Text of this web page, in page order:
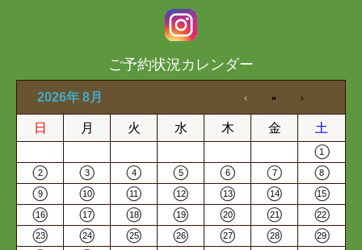
ご予約状況カレンダー
2026年 8月
日 月 火 水 木 金 土
1
2 3 4 5 6 7 8
9 10 11 12 13 14 15
16 17 18 19 20 21 22
23 24 25 26 27 28 29